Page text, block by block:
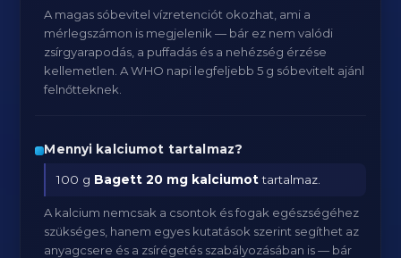
A magas sóbevitel vízretenciót okozhat, ami a
mérlegszámon is megjelenik — bár ez nem valódi
zsírgyarapodás, a puffadás és a nehézség érzése
kellemetlen. A WHO napi legfeljebb 5 g sóbevitelt ajánl
felnőtteknek.
Mennyi kalciumot tartalmaz?
100 g Bagett 20 mg kalciumottartalmaz.
A kalcium nemcsak a csontok és fogak egészségéhez
szükséges, hanem egyes kutatások szerint segíthet az
anyagcsere és a zsírégetés szabályozásában is — bár